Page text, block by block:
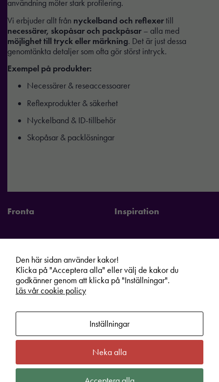
användning möter stark profilering.
Vi erbjuder allt från nyckelband och reflexertill
necessärer, skopåsar och packpåsar– alla med
möjlighet till tryck eller märkning. Det är just dessa
genomtänkta detaljer som ofta gör störst intryck.
Exempel på produkter:
Necessärer & reseaccessoarer
Reflexprodukter & säkerhet
Nyckelband & ID-tillbehör
Skopåsar & packlösningar
Fronta
Kontakta din lokala Fronta expert
Vår service
Inspiration
Kampanjer
Fronta Sverige AB
Om oss
Information
Cookie information
Integritetspolicy
Den här sidan använder kakor!
Klicka på "Acceptera alla" eller välj de kakor du
godkänner genom att klicka på "Inställningar".
Läs vår cookie policy
Inställningar
Neka allaNödvändiga
Dessa kakor
går inte att